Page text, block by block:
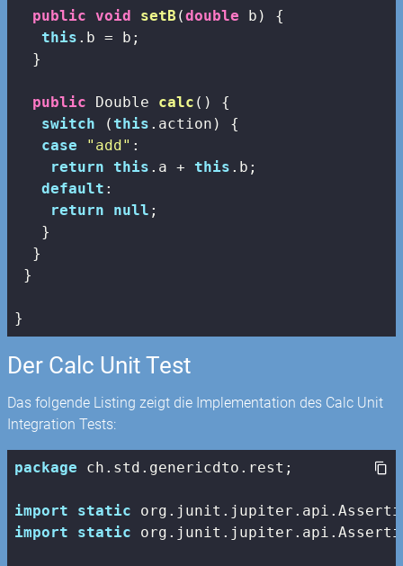
public void setB (double b)
{
this .b = b;
  }
public Double calc ()
{
switch (this .action) {
case
"add" :
return this .a + this .b;
default :
return
null ;
   }
  }
}
}
Der Calc Unit Test
Das folgende Listing zeigt die Implementation des Calc Unit
Integration Tests:
package ch.std.genericdto.rest;
import
static
import
static